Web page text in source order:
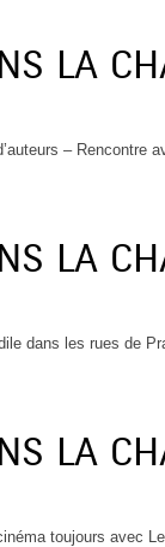
LA
– Rencontre
LA
dans les rues de
LA
toujours avec